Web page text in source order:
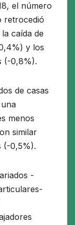
el número
retrocedió
caída de
y los
(-0,8%).
de casas
menos
similar
(-0,5%).
-